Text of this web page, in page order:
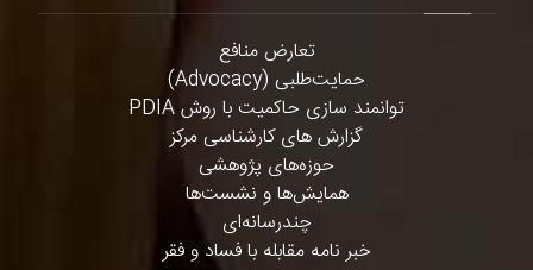
تعارض منافع
حمایت‌طلبی (Advocacy)
توانمند سازی حاکمیت با روش PDIA
گزارش های کارشناسی مرکز
حوزه‌های پژوهشی
همایش‌ها و نشست‌ها
چندرسانه‌ای
خبر نامه مقابله با فساد و فقر